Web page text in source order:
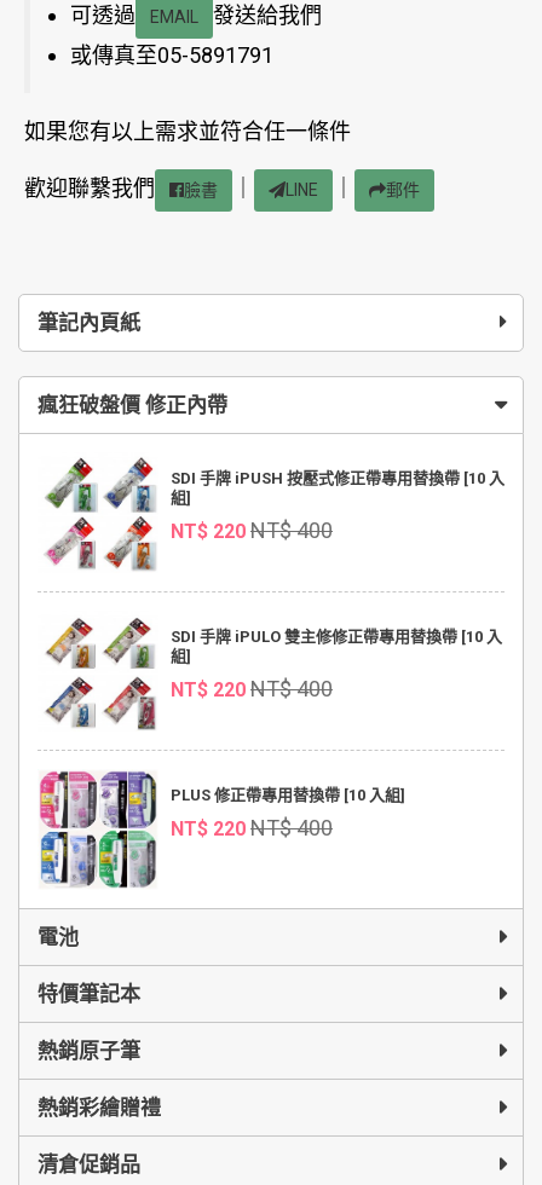
筆記內頁紙
瘋狂破盤價 修正內帶
SDI 手牌 iPUSH 按壓式修正帶專用替換帶 [10 入
組]
NT$ 220 NT$ 400
SDI 手牌 iPULO 雙主修修正帶專用替換帶 [10 入
組]
NT$ 220 NT$ 400
PLUS 修正帶專用替換帶 [10 入組]
NT$ 220 NT$ 400
電池
特價筆記本
熱銷原子筆
熱銷彩繪贈禮
清倉促銷品
可透過 EMAIL
發送給我們
或傳真至05-5891791
如果您有以上需求並符合任一條件
歡迎聯繫我們 臉書 LINE 郵件